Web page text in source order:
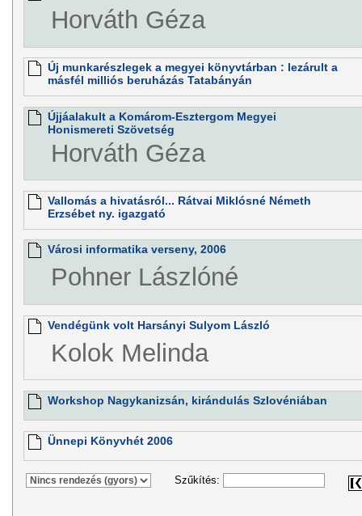
Horváth Géza
Új munkarészlegek a megyei könyvtárban : lezárult a
másfél milliós beruházás Tatabányán
Újjáalakult a Komárom-Esztergom Megyei
Honismereti Szövetség
Horváth Géza
Vallomás a hivatásról... Rátvai Miklósné Németh
Erzsébet ny. igazgató
Városi informatika verseny, 2006
Pohner Lászlóné
Vendégünk volt Harsányi Sulyom László
Kolok Melinda
Workshop Nagykanizsán, kirándulás Szlovéniában
Ünnepi Könyvhét 2006
Szűkítés: